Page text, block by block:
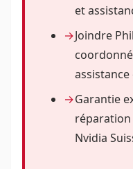
et
Joindre
Garantie
Nvidia